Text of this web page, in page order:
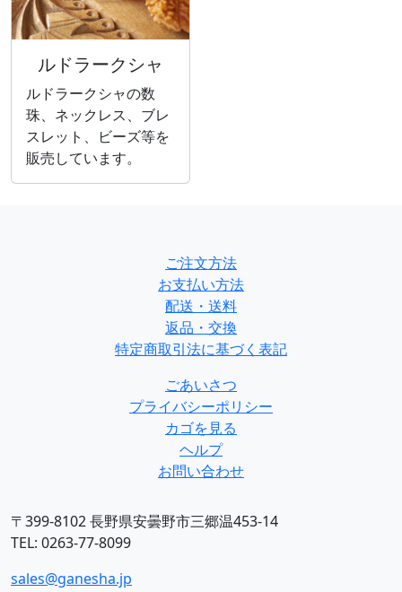
ルドラークシャ
ルドラークシャの数
珠、ネックレス、ブレ
スレット、ビーズ等を
販売しています。
ご注文方法
お支払い方法
配送・送料
返品・交換
特定商取引法に基づく表記
ごあいさつ
プライバシーポリシー
カゴを見る
ヘルプ
お問い合わせ
〒399-8102 長野県安曇野市三郷温453-14
TEL: 0263-77-8099
sales@ganesha.jp